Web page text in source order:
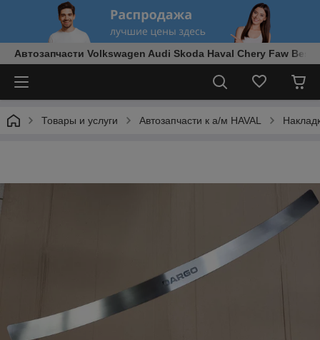
Автозапчасти Volkswagen Audi Skoda Haval Chery Faw
Товары и услуги Автозапчасти к а/м HAVAL